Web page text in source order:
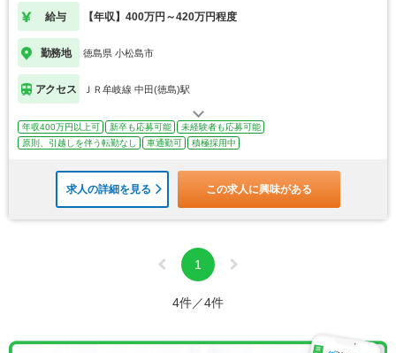
給与 【年収】400万円～420万円程度
勤務地 徳島県 小松島市
アクセス ＪＲ牟岐線 中田(徳島)駅
年収400万円以上可 新卒も応募可能
未経験者も応募可能
原則、引越しを伴う転勤なし
車通勤可 積極採用中
求人の詳細を見る この求人に興味がある
1
4件／4件